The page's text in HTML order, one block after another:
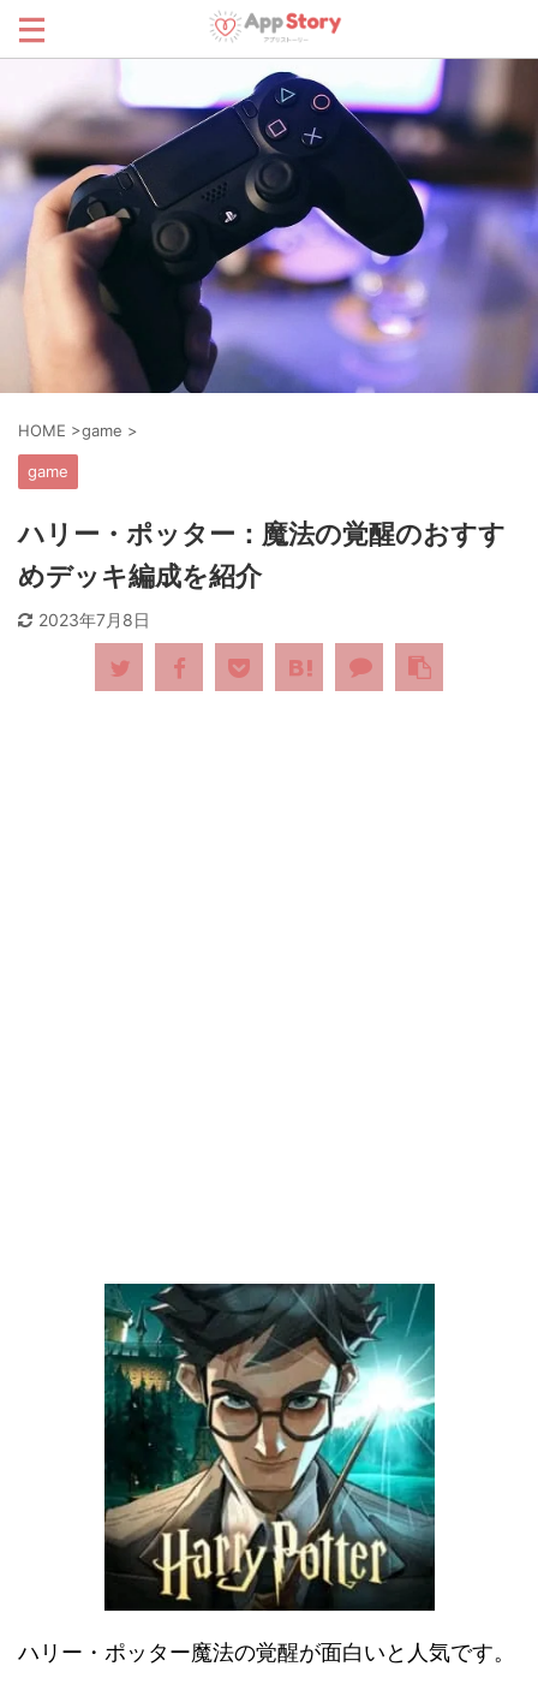
HOME >game >
game
ハリー・ポッター：魔法の覚醒のおすす
めデッキ編成を紹介
2023年7月8日
ハリー・ポッター魔法の覚醒が面白いと人気です。